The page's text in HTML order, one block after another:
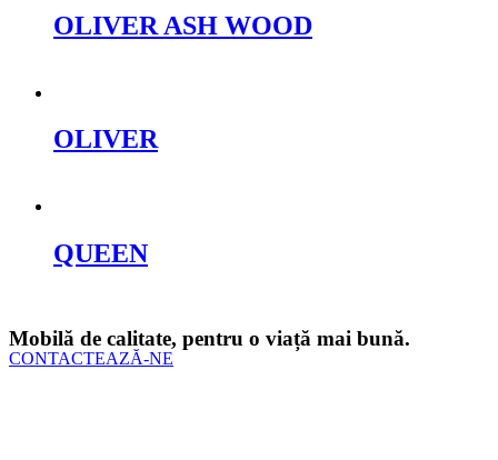
OLIVER ASH WOOD
OLIVER
QUEEN
Mobilă de calitate, pentru o viață mai bună.
CONTACTEAZĂ-NE